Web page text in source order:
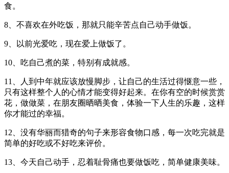
食。
8、不喜欢在外吃饭，那就只能辛苦点自己动手做饭。
9、以前光爱吃，现在爱上做饭了。
10、吃自己煮的菜，特别有成就感。
11、人到中年就应该放慢脚步，让自己的生活过得惬意一些，
只有这样整个人的心情才能变得好起来。在你有空的时候赏赏
花，做做菜，在朋友圈晒晒美食，体验一下人生的乐趣，这样
你才能过的幸福。
12、没有华丽而猎奇的句子来形容食物口感，每一次吃完就是
简单的好吃或不好吃来评价。
13、今天自己动手，忍着耻骨痛也要做饭吃，简单健康美味。